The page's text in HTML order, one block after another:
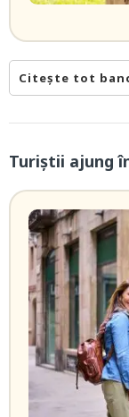
Citește tot
Turiștii ajung